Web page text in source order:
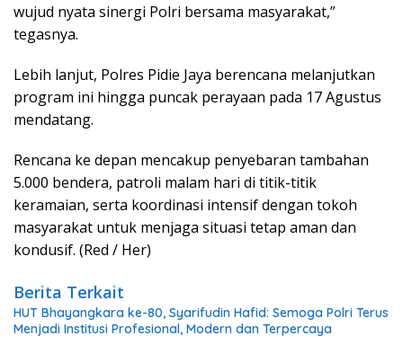
wujud nyata sinergi Polri bersama masyarakat,”
tegasnya.
Lebih lanjut, Polres Pidie Jaya berencana melanjutkan
program ini hingga puncak perayaan pada 17 Agustus
mendatang.
Rencana ke depan mencakup penyebaran tambahan
5.000 bendera, patroli malam hari di titik-titik
keramaian, serta koordinasi intensif dengan tokoh
masyarakat untuk menjaga situasi tetap aman dan
kondusif. (Red / Her)
Berita Terkait
HUT Bhayangkara ke-80, Syarifudin Hafid: Semoga Polri Terus
Menjadi Institusi Profesional, Modern dan Terpercaya